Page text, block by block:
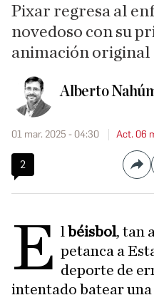
Pixar regresa al
novedoso con su
animación original
Alberto
01 mar. 2025 - 04:30 Act. 06
2
E lbéisbol, tan
petanca a
deporte de
intentado batear